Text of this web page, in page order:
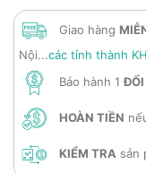
Giao hàng
Nội...các tỉnh thành
Bảo hành 1ĐỔI
HOÀN TIỀN
KIỂM TRA sản